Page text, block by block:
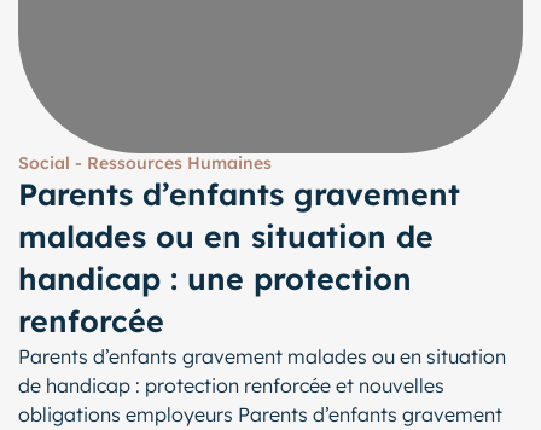
Social - Ressources Humaines
Parents d’enfants gravement
malades ou en situation de
handicap : une protection
renforcée
Parents d’enfants gravement malades ou en situation
de handicap : protection renforcée et nouvelles
obligations employeurs Parents d’enfants gravement